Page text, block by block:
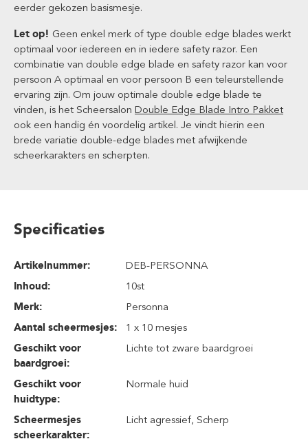
eerder gekozen basismesje.
Let op! Geen enkel merk of type double edge blades werkt
optimaal voor iedereen en in iedere safety razor. Een
combinatie van double edge blade en safety razor kan voor
persoon A optimaal en voor persoon B een teleurstellende
ervaring zijn. Om jouw optimale double edge blade te
vinden, is het Scheersalon Double Edge Blade Intro Pakket
ook een handig én voordelig artikel. Je vindt hierin een
brede variatie double-edge blades met afwijkende
scheerkarakters en scherpten.
Specificaties
Artikelnummer:
DEB-PERSONNA
Inhoud:
10st
Merk:
Personna
Aantal scheermesjes:
1 x 10 mesjes
Geschikt voor
baardgroei:
Lichte tot zware baardgroei
Geschikt voor
huidtype:
Normale huid
Scheermesjes
scheerkarakter:
Licht agressief, Scherp